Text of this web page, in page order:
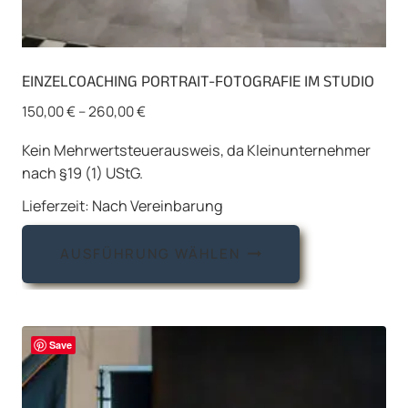
EINZELCOACHING PORTRAIT-FOTOGRAFIE IM STUDIO
150,00€–260,00€
Kein Mehrwertsteuerausweis, da Kleinunternehmer
nach §19 (1) UStG.
Lieferzeit: Nach Vereinbarung
AUSFÜHRUNG WÄHLEN
Dieses
weist
Save